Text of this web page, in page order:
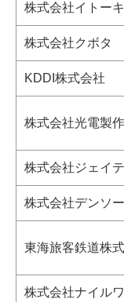
株式会社イトーキ
株式会社クボタ
KDDI株式会社
株式会社光電製
株式会社ジェイ
株式会社デンソー
東海旅客鉄道株
株式会社ナイル